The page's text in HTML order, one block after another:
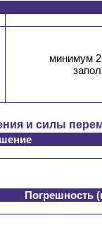
минимум
и силы
Погрешность